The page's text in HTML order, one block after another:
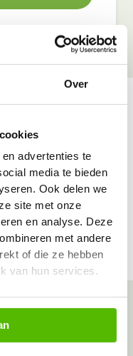
Over
advertenties te
media te bieden
Ook delen we
site met onze
en analyse. Deze
met andere
of die ze hebben
van hun services.
onze dienst vind